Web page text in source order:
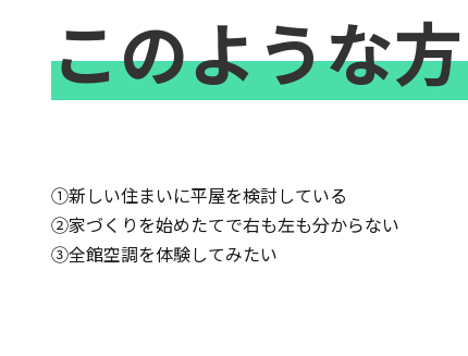
このような
①新しい住まいに平屋を検討している
②家づくりを始めたてで右も左も分からない
③全館空調を体験してみたい